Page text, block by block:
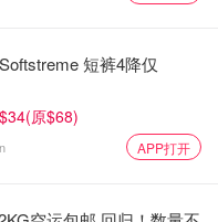
短裤4降仅
原$68)
APP打开